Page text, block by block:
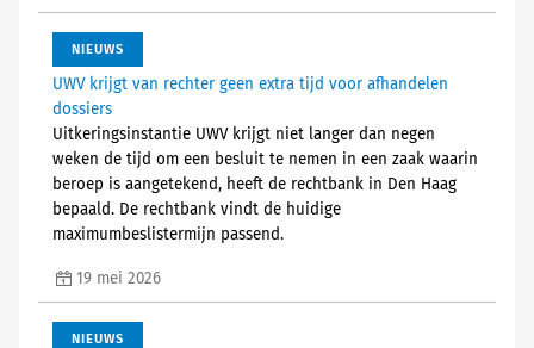
NIEUWS
UWV krijgt van rechter geen extra tijd voor afhandelen
dossiers
Uitkeringsinstantie UWV krijgt niet langer dan negen
weken de tijd om een besluit te nemen in een zaak waarin
beroep is aangetekend, heeft de rechtbank in Den Haag
bepaald. De rechtbank vindt de huidige
maximumbeslistermijn passend.
19 mei 2026
NIEUWS